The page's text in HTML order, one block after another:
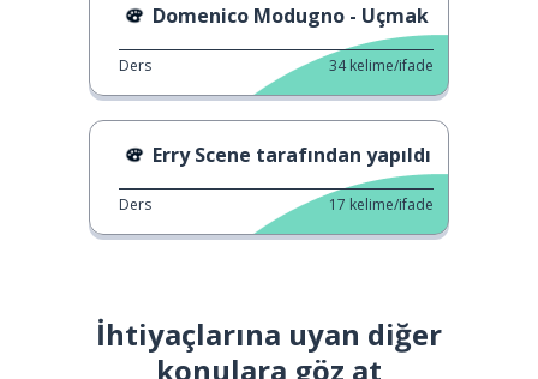
Domenico Modugno - Uçmak
Ders 34 kelime/ifade
Erry Scene tarafından yapıldı
Ders 17 kelime/ifade
İhtiyaçlarına uyan diğer
konulara göz at